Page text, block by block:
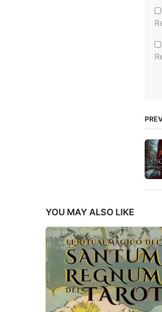
YOU MAY ALSO LIKE